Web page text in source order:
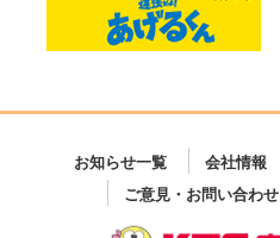
お知らせ一覧 会社情報
ご意見・お問い合わせ